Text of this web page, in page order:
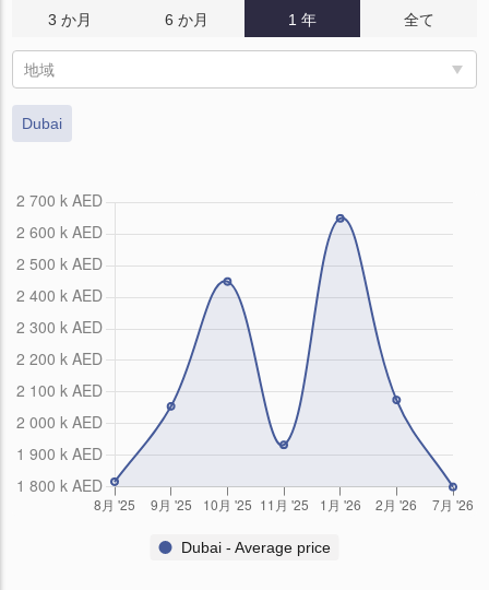
3 か月 6 か月 1 年 全て
地域
Dubai
Dubai - Average price